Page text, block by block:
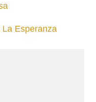
Esperanza